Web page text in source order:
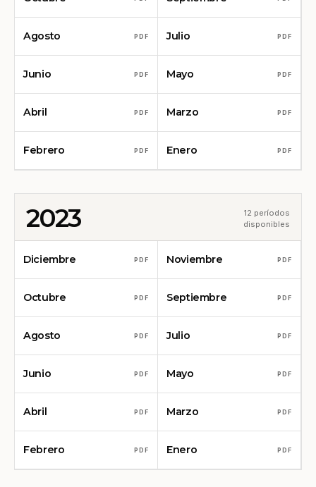
Agosto PDF Julio PDF
Junio PDF Mayo PDF
Abril PDF Marzo PDF
Febrero PDF Enero PDF
2023
12 períodos
disponibles
Diciembre PDF Noviembre PDF
Octubre PDF Septiembre PDF
Agosto PDF Julio PDF
Junio PDF Mayo PDF
Abril PDF Marzo PDF
Febrero PDF Enero PDF